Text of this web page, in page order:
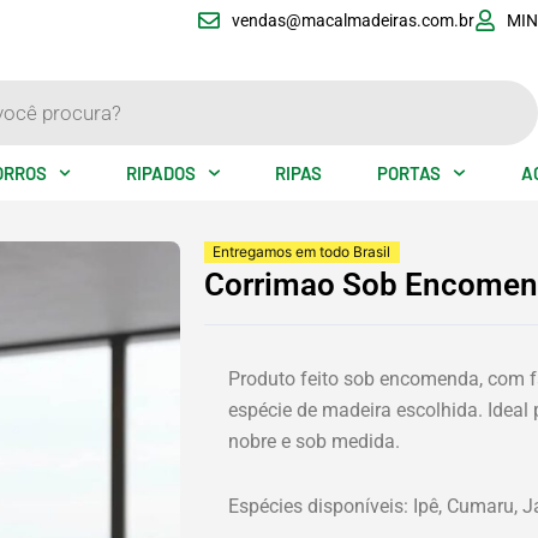
vendas@macalmadeiras.com.br
RIPADOS RIPAS PORTAS
Entregamos em todo Brasil
Corrimao Sob
Produto feito sob encomenda, com
espécie de madeira escolhida.
nobre e sob medida.
Espécies disponíveis: Ipê, Cumaru,